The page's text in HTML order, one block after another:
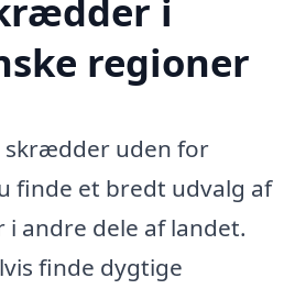
i
regioner
skrædder uden for
finde et bredt udvalg af
andre dele af landet.
finde dygtige